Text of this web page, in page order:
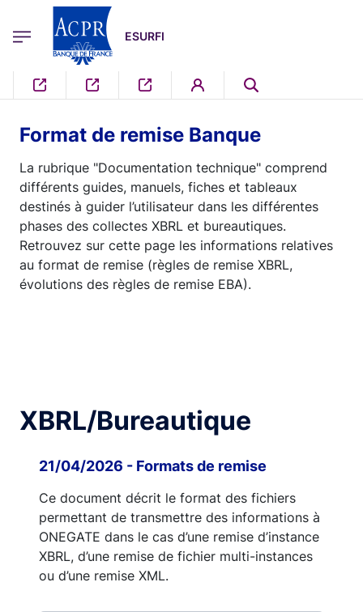
ESURFI Menu Principal
ESURFI
Format de remise Banque
La rubrique "Documentation technique" comprend
différents guides, manuels, fiches et tableaux
destinés à guider l’utilisateur dans les différentes
phases des collectes XBRL et bureautiques.
Retrouvez sur cette page les informations relatives
au format de remise (règles de remise XBRL,
évolutions des règles de remise EBA).
XBRL/Bureautique
21/04/2026 - Formats de remise
Ce document décrit le format des fichiers
permettant de transmettre des informations à
ONEGATE dans le cas d’une remise d’instance
XBRL, d’une remise de fichier multi-instances
ou d’une remise XML.